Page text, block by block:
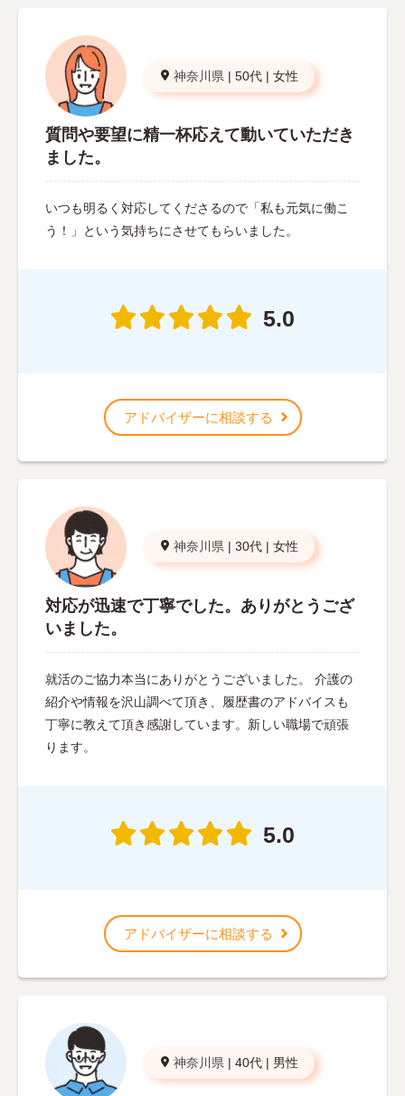
神奈川県 | 50代 | 女性
質問や要望に精一杯応えて動いていただき
ました。
いつも明るく対応してくださるので「私も元気に働こ
う！」という気持ちにさせてもらいました。
5.0
アドバイザーに相談する
神奈川県 | 30代 | 女性
対応が迅速で丁寧でした。ありがとうござ
いました。
就活のご協力本当にありがとうございました。 介護の
紹介や情報を沢山調べて頂き、履歴書のアドバイスも
丁寧に教えて頂き感謝しています。新しい職場で頑張
ります。
5.0
アドバイザーに相談する
神奈川県 | 40代 | 男性